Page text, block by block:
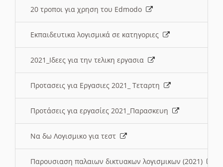
20 τροποι για χρηση του Edmodo
Εκπαιδευτικα λογισμικά σε κατηγοριες
2021_Ιδεες για την τελικη εργασια
Προτασεις για Εργασιες 2021_ Τεταρτη
Προτάσεις για εργασίες 2021_Παρασκευη
Να δω Λογισμικο για τεστ
Παρουσιαση παλαιων δικτυακων λογισμικων (2021)